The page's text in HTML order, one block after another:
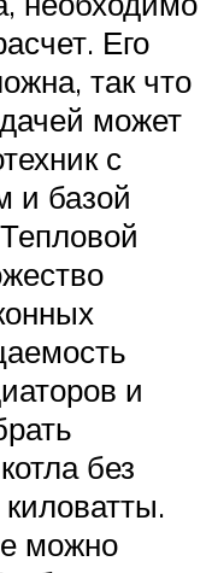
Его
так что
может
с
и базой
и
без
можно